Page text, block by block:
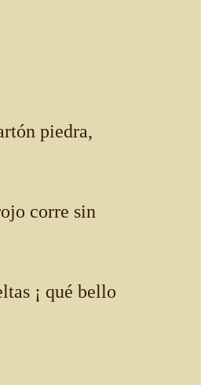
piedra,
corre sin
¡ qué bello